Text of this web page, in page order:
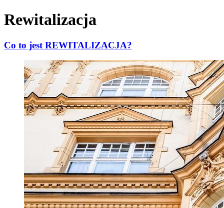
Rewitalizacja
Co to jest REWITALIZACJA?